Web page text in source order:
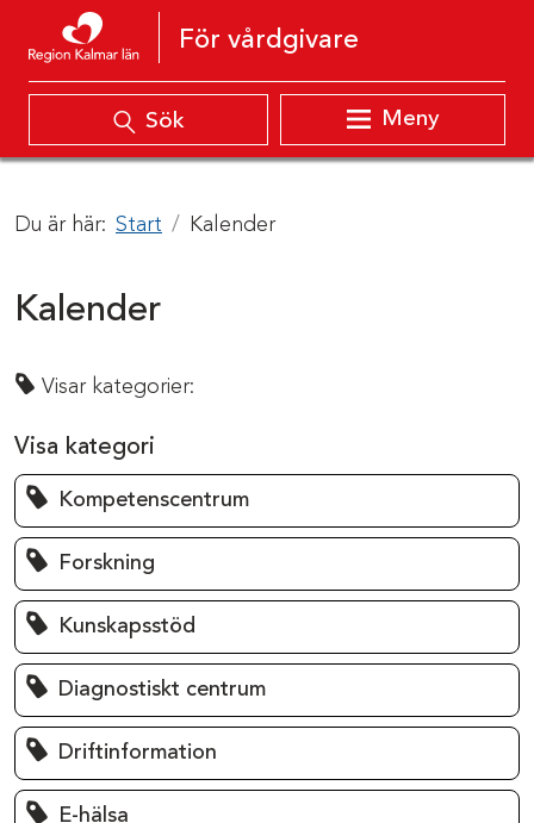
Hoppa till innehåll
För vårdgivare
Sök Meny
Du är här: Start Kalender
Kalender
Visar kategorier:
Visa kategori
Kompetenscentrum
Forskning
Kunskapsstöd
Diagnostiskt centrum
Driftinformation
E-hälsa